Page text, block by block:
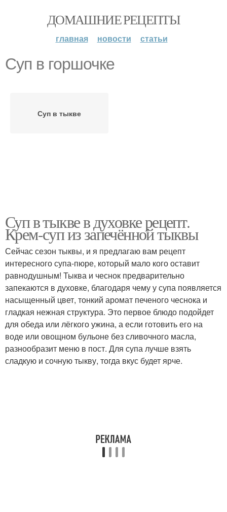
ДОМАШНИЕ РЕЦЕПТЫ
главная новости статьи
Суп в горшочке
Суп в тыкве
Суп в тыкве в духовке рецепт.
Крем-суп из запечённой тыквы
Сейчас сезон тыквы, и я предлагаю вам рецепт
интересного супа-пюре, который мало кого оставит
равнодушным! Тыква и чеснок предварительно
запекаются в духовке, благодаря чему у супа появляется
насыщенный цвет, тонкий аромат печеного чеснока и
гладкая нежная структура. Это первое блюдо подойдет
для обеда или лёгкого ужина, а если готовить его на
воде или овощном бульоне без сливочного масла,
разнообразит меню в пост. Для супа лучше взять
сладкую и сочную тыкву, тогда вкус будет ярче.